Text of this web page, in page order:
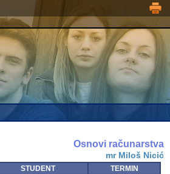
Osnovi računarstva
mr Miloš Nicić
STUDENT
TERMIN